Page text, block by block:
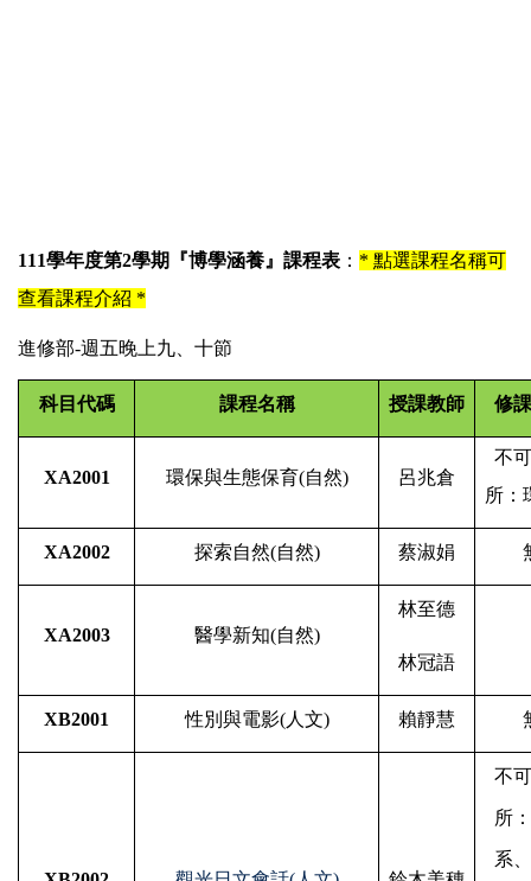
111學年度第2學期『博學涵養』課程表 ： * 點選課程名稱可
查看課程介紹 *
進修部-週五晚上九、十節
科目代碼 課程名稱 授課教師 修
XA2001 環保與生態保育(自然) 呂兆倉
不
所：
XA2002 探索自然(自然) 蔡淑娟
XA2003 醫學新知(自然)
林至德
林冠語
XB2001 性別與電影(人文) 賴靜慧
不
所
系